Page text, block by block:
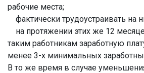
рабочие места;
фактически трудоустраивать на
на протяжении этих же 12
таким работникам заработную
менее 3-х минимальных
В то же время в случае